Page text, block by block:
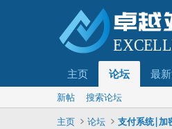
主页 论坛 最
新帖
搜索论坛
主页
论坛 支付系统|加